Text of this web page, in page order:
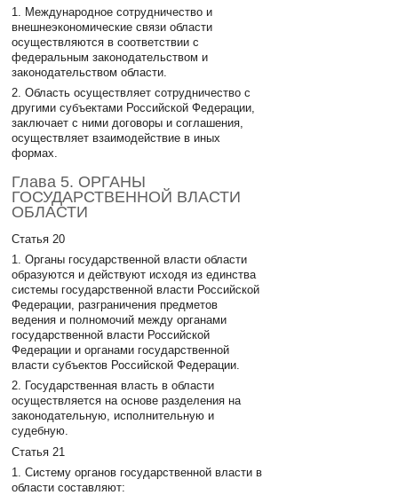
1. Международное сотрудничество и
внешнеэкономические связи области
осуществляются в соответствии с
федеральным законодательством и
законодательством области.
2. Область осуществляет сотрудничество с
другими субъектами Российской Федерации,
заключает с ними договоры и соглашения,
осуществляет взаимодействие в иных
формах.
Глава 5. ОРГАНЫ
ГОСУДАРСТВЕННОЙ ВЛАСТИ
ОБЛАСТИ
Статья 20
1. Органы государственной власти области
образуются и действуют исходя из единства
системы государственной власти Российской
Федерации, разграничения предметов
ведения и полномочий между органами
государственной власти Российской
Федерации и органами государственной
власти субъектов Российской Федерации.
2. Государственная власть в области
осуществляется на основе разделения на
законодательную, исполнительную и
судебную.
Статья 21
1. Систему органов государственной власти в
области составляют: